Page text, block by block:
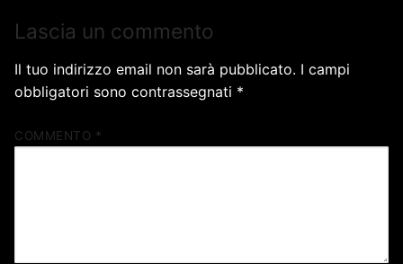
Lascia un commento
Il tuo indirizzo email non sarà pubblicato. I campi
obbligatori sono contrassegnati *
COMMENTO *